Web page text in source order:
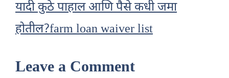
यादी कुठे पाहाल आणि पैसे कधी जमा
होतील?farm loan waiver list
Leave a Comment